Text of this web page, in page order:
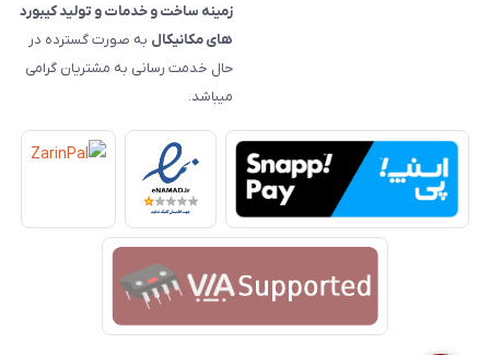
زمینه ساخت و خدمات و تولید کیبورد
های مکانیکال به صورت گسترده در
حال خدمت رسانی به مشتریان گرامی
میباشد.